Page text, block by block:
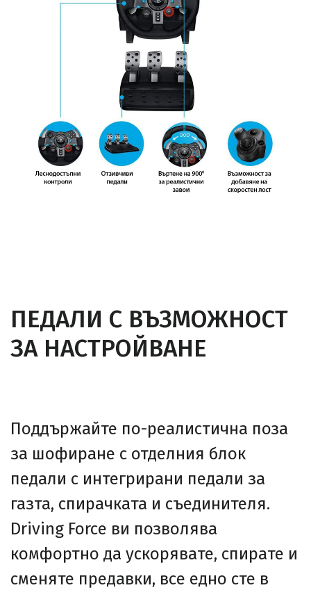
ПЕДАЛИ С ВЪЗМОЖНОСТ
ЗА НАСТРОЙВАНЕ
Поддържайте по-реалистична поза
за шофиране с отделния блок
педали с интегрирани педали за
газта, спирачката и съединителя.
Driving Force ви позволява
комфортно да ускорявате, спирате и
сменяте предавки, все едно сте в